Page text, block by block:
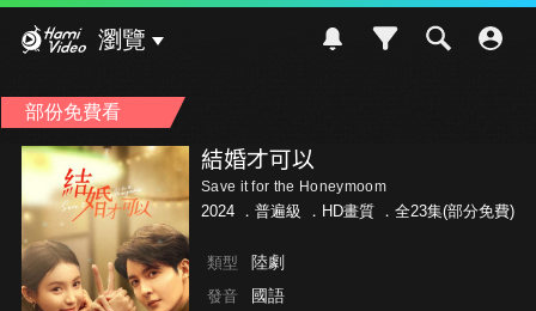
瀏覽
部份免費看
結婚才可以
Save it for the Honeymoom
2024 ． 普遍級 ．HD畫質 ．全23集(部分免費)
類型 陸劇
發音 國語